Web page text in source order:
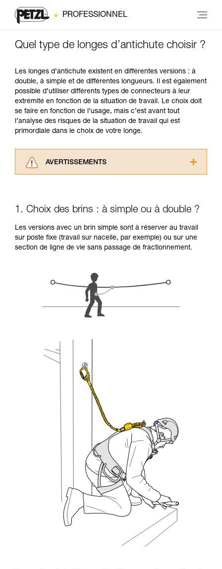
PROFESSIONNEL
Quel type de longes d’antichute choisir ?
Les longes d’antichute existent en différentes versions : à
double, à simple et de différentes longueurs. Il est également
possible d’utiliser différents types de connecteurs à leur
extrémité en fonction de la situation de travail. Le choix doit
se faire en fonction de l’usage, mais c’est avant tout
l’analyse des risques de la situation de travail qui est
primordiale dans le choix de votre longe.
AVERTISSEMENTS
informations de la notice technique pour
d’informations.
Maîtriser ces techniques nécessite une
formation et un entraînement spécifique. Validez
de la reproduire en autonomie.
Nous donnons des exemples de techniques
liées à votre activité. Il peut en exister d’autres
que nous ne décrivons pas ici.
1. Choix des brins : à simple ou à double ?
Les versions avec un brin simple sont à réserver au travail
sur poste fixe (travail sur nacelle, par exemple) ou sur une
section de ligne de vie sans passage de fractionnement.